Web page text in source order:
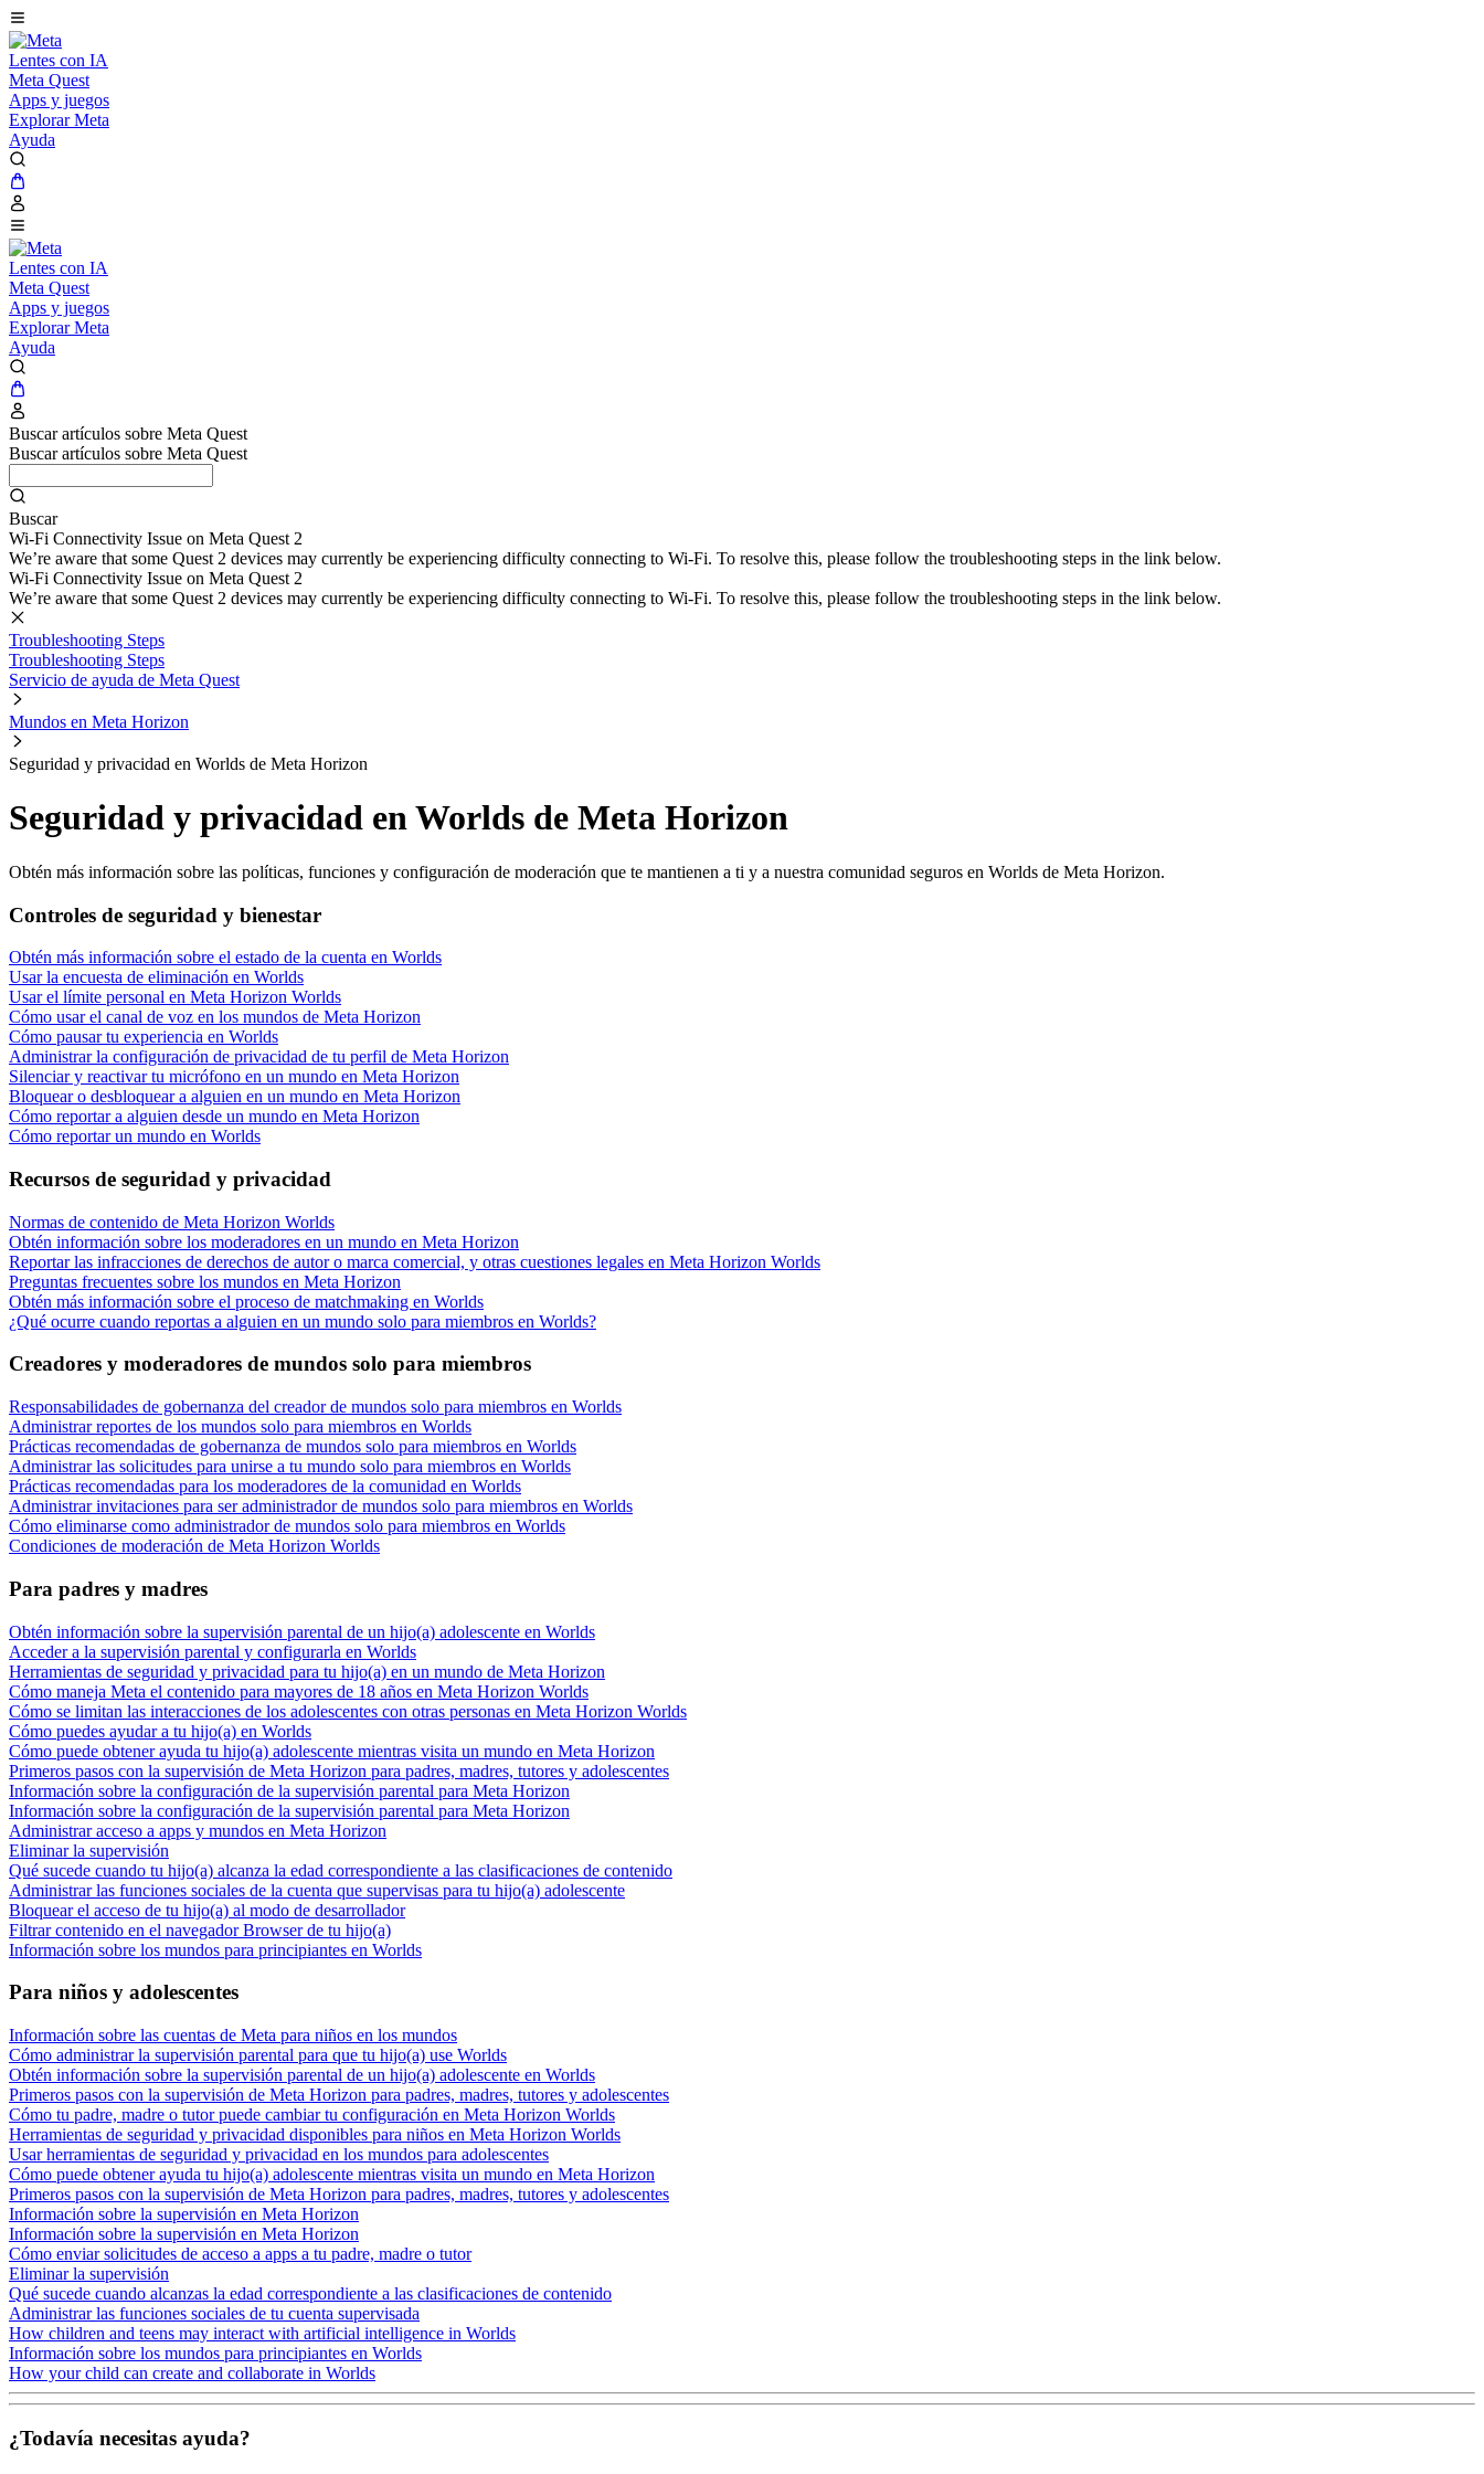
Lentes con IA
Meta Quest
Apps y juegos
Explorar Meta
Ayuda
Lentes con IA
Meta Quest
Apps y juegos
Explorar Meta
Ayuda
Buscar artículos sobre Meta Quest
Buscar artículos sobre Meta Quest
Buscar
Wi-Fi Connectivity Issue on Meta Quest 2
We’re aware that some Quest 2 devices may currently be experiencing difficulty connecting to Wi-Fi. To resolve this, please follow the troubleshooting steps in the link below.
Wi-Fi Connectivity Issue on Meta Quest 2
We’re aware that some Quest 2 devices may currently be experiencing difficulty connecting to Wi-Fi. To resolve this, please follow the troubleshooting steps in the link below.
Troubleshooting Steps
Troubleshooting Steps
Servicio de ayuda de Meta Quest
Mundos en Meta Horizon
Seguridad y privacidad en Worlds de Meta Horizon
Seguridad y privacidad en Worlds de Meta Horizon
Obtén más información sobre las políticas, funciones y configuración de moderación que te mantienen a ti y a nuestra comunidad seguros en Worlds de Meta Horizon.
Controles de seguridad y bienestar
Obtén más información sobre el estado de la cuenta en Worlds
Usar la encuesta de eliminación en Worlds
Usar el límite personal en Meta Horizon Worlds
Cómo usar el canal de voz en los mundos de Meta Horizon
Cómo pausar tu experiencia en Worlds
Administrar la configuración de privacidad de tu perfil de Meta Horizon
Silenciar y reactivar tu micrófono en un mundo en Meta Horizon
Bloquear o desbloquear a alguien en un mundo en Meta Horizon
Cómo reportar a alguien desde un mundo en Meta Horizon
Cómo reportar un mundo en Worlds
Recursos de seguridad y privacidad
Normas de contenido de Meta Horizon Worlds
Obtén información sobre los moderadores en un mundo en Meta Horizon
Reportar las infracciones de derechos de autor o marca comercial, y otras cuestiones legales en Meta Horizon Worlds
Preguntas frecuentes sobre los mundos en Meta Horizon
Obtén más información sobre el proceso de matchmaking en Worlds
¿Qué ocurre cuando reportas a alguien en un mundo solo para miembros en Worlds?
Creadores y moderadores de mundos solo para miembros
Responsabilidades de gobernanza del creador de mundos solo para miembros en Worlds
Administrar reportes de los mundos solo para miembros en Worlds
Prácticas recomendadas de gobernanza de mundos solo para miembros en Worlds
Administrar las solicitudes para unirse a tu mundo solo para miembros en Worlds
Prácticas recomendadas para los moderadores de la comunidad en Worlds
Administrar invitaciones para ser administrador de mundos solo para miembros en Worlds
Cómo eliminarse como administrador de mundos solo para miembros en Worlds
Condiciones de moderación de Meta Horizon Worlds
Para padres y madres
Obtén información sobre la supervisión parental de un hijo(a) adolescente en Worlds
Acceder a la supervisión parental y configurarla en Worlds
Herramientas de seguridad y privacidad para tu hijo(a) en un mundo de Meta Horizon
Cómo maneja Meta el contenido para mayores de 18 años en Meta Horizon Worlds
Cómo se limitan las interacciones de los adolescentes con otras personas en Meta Horizon Worlds
Cómo puedes ayudar a tu hijo(a) en Worlds
Cómo puede obtener ayuda tu hijo(a) adolescente mientras visita un mundo en Meta Horizon
Primeros pasos con la supervisión de Meta Horizon para padres, madres, tutores y adolescentes
Información sobre la configuración de la supervisión parental para Meta Horizon
Información sobre la configuración de la supervisión parental para Meta Horizon
Administrar acceso a apps y mundos en Meta Horizon
Eliminar la supervisión
Qué sucede cuando tu hijo(a) alcanza la edad correspondiente a las clasificaciones de contenido
Administrar las funciones sociales de la cuenta que supervisas para tu hijo(a) adolescente
Bloquear el acceso de tu hijo(a) al modo de desarrollador
Filtrar contenido en el navegador Browser de tu hijo(a)
Información sobre los mundos para principiantes en Worlds
Para niños y adolescentes
Información sobre las cuentas de Meta para niños en los mundos
Cómo administrar la supervisión parental para que tu hijo(a) use Worlds
Obtén información sobre la supervisión parental de un hijo(a) adolescente en Worlds
Primeros pasos con la supervisión de Meta Horizon para padres, madres, tutores y adolescentes
Cómo tu padre, madre o tutor puede cambiar tu configuración en Meta Horizon Worlds
Herramientas de seguridad y privacidad disponibles para niños en Meta Horizon Worlds
Usar herramientas de seguridad y privacidad en los mundos para adolescentes
Cómo puede obtener ayuda tu hijo(a) adolescente mientras visita un mundo en Meta Horizon
Primeros pasos con la supervisión de Meta Horizon para padres, madres, tutores y adolescentes
Información sobre la supervisión en Meta Horizon
Información sobre la supervisión en Meta Horizon
Cómo enviar solicitudes de acceso a apps a tu padre, madre o tutor
Eliminar la supervisión
Qué sucede cuando alcanzas la edad correspondiente a las clasificaciones de contenido
Administrar las funciones sociales de tu cuenta supervisada
How children and teens may interact with artificial intelligence in Worlds
Información sobre los mundos para principiantes en Worlds
How your child can create and collaborate in Worlds
¿Todavía necesitas ayuda?